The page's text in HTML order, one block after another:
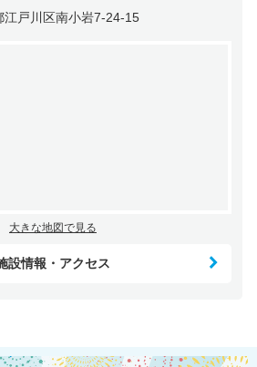
江戸川区南小岩7-24-15
大きな地図で見る
設情報・アクセス